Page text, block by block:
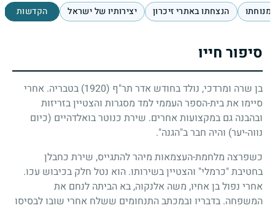
הנצחתו באתרי זיכרון יצירותיו של ישראל הקדשות
סיפור חייו
בן שרה ומרדכי, נולד בחודש אדר תר"ף (1920)
בטבריה. אחרי
סיימו את בית-הספר העממי למד מסגרות והצטיין בזריזות
ובהבנה גם במקצועות אחרים. שירת כנוטר בואלדהיים (כיום
נווה-יער) והיה חבר ב"הגנה".
כשפרצה מלחמת-העצמאות מיהר להתגייס, שירת כחבלן
בחטיבת "כרמלי" והצטיין בשירותו. הוא נטל חלק בכיבוש עכו.
אחרי נפול בן אחיו, משה אלנקוה, בא הביתה לנחם את
המשפחה. בדבריו ובמכתב התנחומים ששלח אחרי שובו לבסיסו